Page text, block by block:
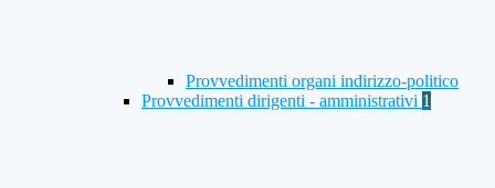
Provvedimenti organi indirizzo-politico
Provvedimenti dirigenti - amministrativi 1